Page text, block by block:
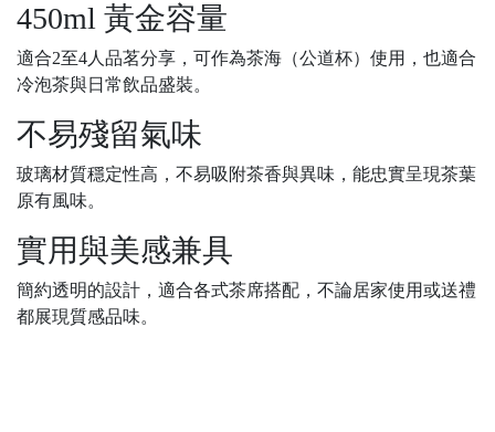
450ml 黃金容量
適合2至4人品茗分享，可作為茶海（公道杯）使用，也適合
冷泡茶與日常飲品盛裝。
不易殘留氣味
玻璃材質穩定性高，不易吸附茶香與異味，能忠實呈現茶葉
原有風味。
實用與美感兼具
簡約透明的設計，適合各式茶席搭配，不論居家使用或送禮
都展現質感品味。